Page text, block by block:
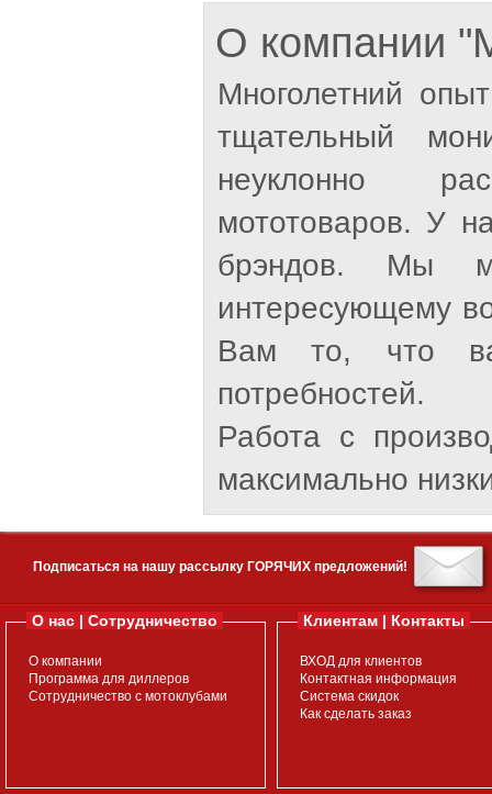
О компании
Многолетний
тщательный
неуклонно
мототоваров. У
брэндов. Мы
интересующему
Вам то, что
потребностей.
Работа с
максимально
Подписаться на нашу рассылку ГОРЯЧИХ предложений!
О нас | Сотрудничество
О компании
Программа для диллеров
Сотрудничество с мотоклубами
Клиентам | Контакты
ВХОД для клиентов
Контактная информация
Система скидок
Как сделать заказ